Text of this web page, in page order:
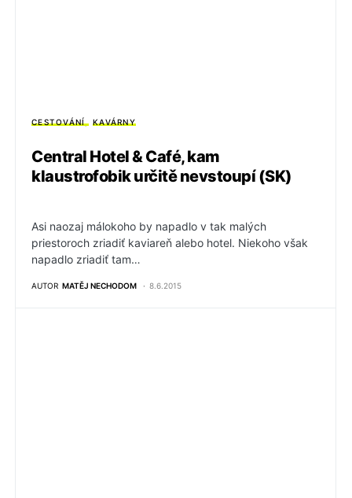
CESTOVÁNÍ KAVÁRNY
Central Hotel & Café, kam
klaustrofobik určitě nevstoupí (SK)
Asi naozaj málokoho by napadlo v tak malých
priestoroch zriadiť kaviareň alebo hotel. Niekoho však
napadlo zriadiť tam…
AUTOR MATĚJ NECHODOM 8.6.2015